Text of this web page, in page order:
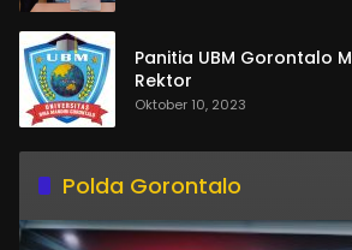
Panitia UBM Gorontalo
Rektor
Oktober 10, 2023
Polda Gorontalo